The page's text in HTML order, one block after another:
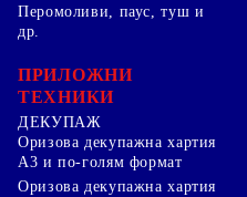
Перомоливи, паус, туш и
др.
ПРИЛОЖНИ
ТЕХНИКИ
ДЕКУПАЖ
Оризова декупажна хартия
А3 и по-голям формат
Оризова декупажна хартия